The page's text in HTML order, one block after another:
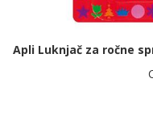
Apli Luknjač za ročne